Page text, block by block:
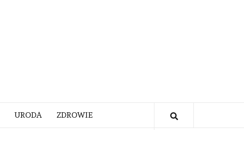
URODA ZDROWIE